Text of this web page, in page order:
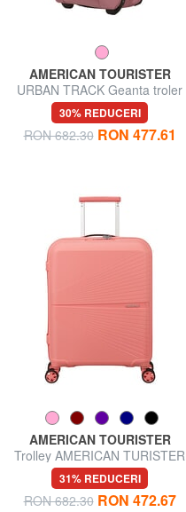
AMERICAN TOURISTER
URBAN TRACK Geanta troler
mediu
30% REDUCERI
RON 682.30 RON 477.61
AMERICAN TOURISTER
Trolley AMERICAN TURISTER
AIRCONIC, bagaje de mână,
ușoare
31% REDUCERI
RON 682.30 RON 472.67